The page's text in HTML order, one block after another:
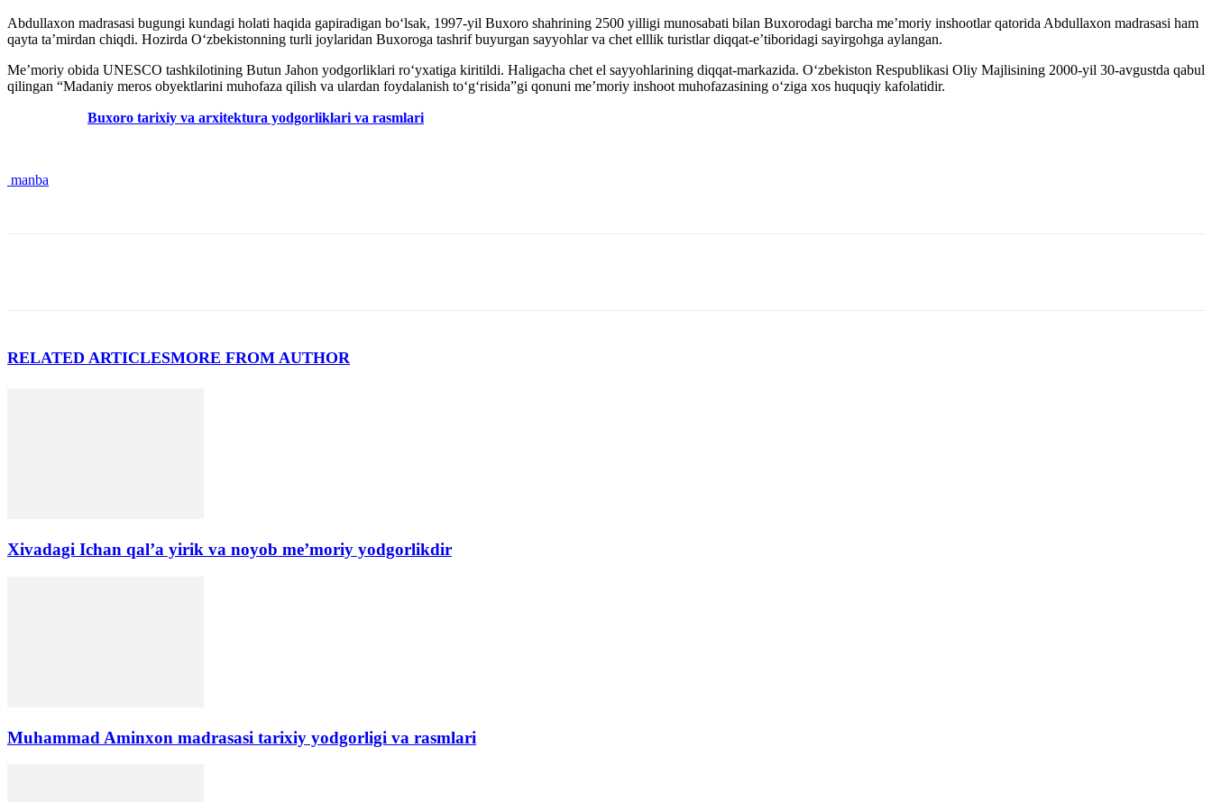
Abdullaxon madrasasi bugungi kundagi holati haqida gapiradigan bo‘lsak, 1997-yil Buxoro shahrining 2500 yilligi munosabati bilan Buxorodagi barcha me’moriy inshootlar qatorida Abdullaxon madrasasi ham
qayta ta’mirdan chiqdi. Hozirda O‘zbekistonning turli joylaridan Buxoroga tashrif buyurgan sayyohlar va chet elllik turistlar diqqat-e’tiboridagi sayirgohga aylangan.
Me’moriy obida UNESCO tashkilotining Butun Jahon yodgorliklari ro‘yxatiga kiritildi. Haligacha chet el sayyohlarining diqqat-markazida. O‘zbekiston Respublikasi Oliy Majlisining 2000-yil 30-avgustda qabul
qilingan “Madaniy meros obyektlarini muhofaza qilish va ulardan foydalanish to‘g‘risida”gi qonuni me’moriy inshoot muhofazasining o‘ziga xos huquqiy kafolatidir.
Buxoro tarixiy va arxitektura yodgorliklari va rasmlari
manba
RELATED ARTICLESMORE FROM AUTHOR
Xivadagi Ichan qal’a yirik va noyob me’moriy yodgorlikdir
​Muhammad Aminxon madrasasi tarixiy yodgorligi va rasmlari